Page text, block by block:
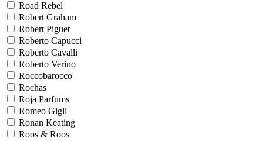
Road Rebel
Robert Graham
Robert Piguet
Roberto Capucci
Roberto Cavalli
Roberto Verino
Roccobarocco
Rochas
Roja Parfums
Romeo Gigli
Ronan Keating
Roos & Roos